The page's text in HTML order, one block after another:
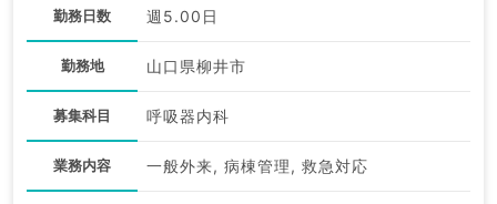
勤務日数 週5.00日
勤務地 山口県柳井市
募集科目 呼吸器内科
業務内容 一般外来, 病棟管理, 救急対応